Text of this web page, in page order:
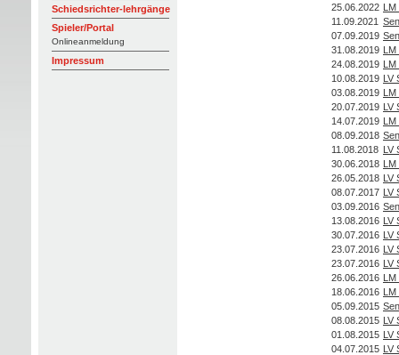
Schiedsrichter-lehrgänge
Spieler/Portal
Onlineanmeldung
Impressum
25.06.2022 LM
11.09.2021
07.09.2019
31.08.2019 LM
24.08.2019 LM
10.08.2019 LV
03.08.2019 LM
20.07.2019 LV
14.07.2019 LM
08.09.2018
11.08.2018 LV
30.06.2018 LM
26.05.2018 LV
08.07.2017 LV
03.09.2016
13.08.2016 LV
30.07.2016 LV
23.07.2016 LV
23.07.2016 LV
26.06.2016 LM
18.06.2016 LM
05.09.2015
08.08.2015 LV
01.08.2015 LV
04.07.2015 LV